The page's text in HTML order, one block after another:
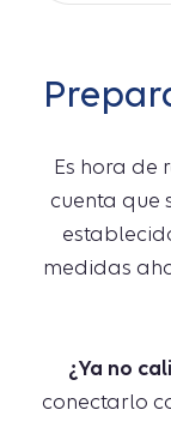
Es hora de
cuenta que
medidas
¿Ya no
conectarlo